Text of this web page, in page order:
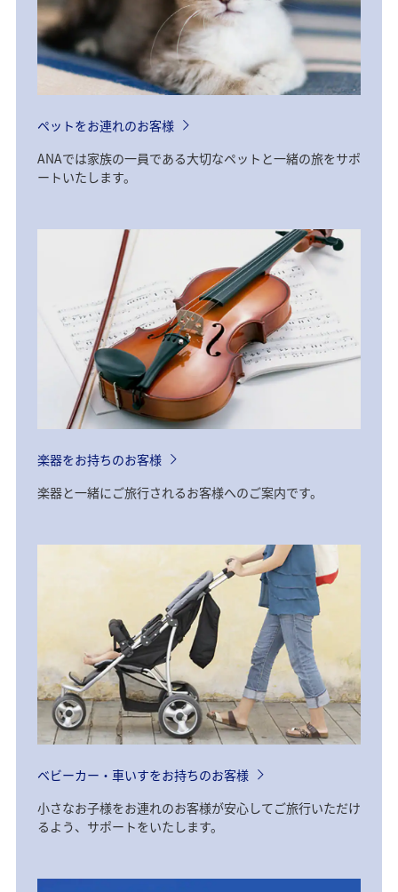
ペットをお連れのお客様
ANAでは家族の一員である大切なペットと一緒の旅をサポ
ートいたします。
楽器をお持ちのお客様
楽器と一緒にご旅行されるお客様へのご案内です。
ベビーカー・車いすをお持ちのお客様
小さなお子様をお連れのお客様が安心してご旅行いただけ
るよう、サポートをいたします。